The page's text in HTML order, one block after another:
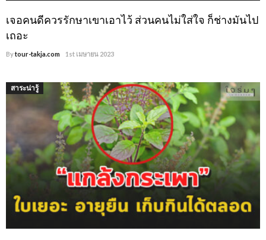
เจอคนดีควรรักษาเขาเอาไว้ ส่วนคนไม่ใส่ใจ ก็ช่างมันไป
เถอะ
Bytour-takja.com 1st เมษายน 2023
สาระน่ารู้